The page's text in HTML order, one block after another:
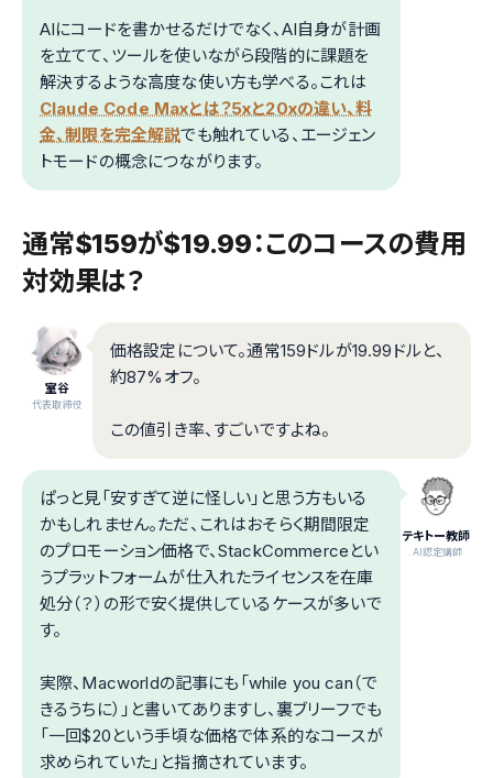
AIにコードを書かせるだけでなく、AI自身が計画
を立てて、ツールを使いながら段階的に課題を
解決するような高度な使い方も学べる。これは
Claude Code Maxとは？5xと20xの違い、料
金、制限を完全解説でも触れている、エージェン
トモードの概念につながります。
通常$159が$19.99：このコースの費用
対効果は？
室谷
代表取締役
価格設定について。通常159ドルが19.99ドルと、
約87%オフ。
この値引き率、すごいですよね。
テキトー教師
.AI認定講師
ぱっと見「安すぎて逆に怪しい」と思う方もいる
かもしれません。ただ、これはおそらく期間限定
のプロモーション価格で、StackCommerceとい
うプラットフォームが仕入れたライセンスを在庫
処分（？）の形で安く提供しているケースが多いで
す。
実際、Macworldの記事にも「while you can（で
きるうちに）」と書いてありますし、裏ブリーフでも
「一回$20という手頃な価格で体系的なコースが
求められていた」と指摘されています。